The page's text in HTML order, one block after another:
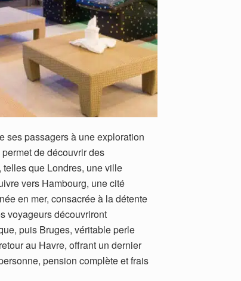
ses passagers à une exploration
de découvrir des
telles que Londres, une ville
vers Hambourg, une cité
en mer, consacrée à la détente
voyageurs découvriront
puis Bruges, véritable perle
au Havre, offrant un dernier
pension complète et frais